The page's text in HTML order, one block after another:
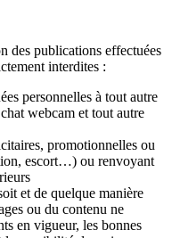
des publications effectuées
interdites :
personnelles à tout autre
webcam et tout autre
promotionnelles ou
escort…) ou renvoyant
et de quelque manière
ou du contenu ne
en vigueur, les bonnes